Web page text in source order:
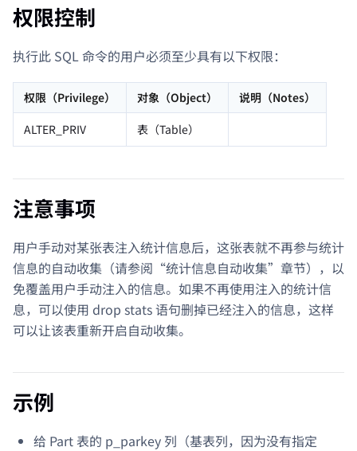
权限控制
执行此 SQL 命令的用户必须至少具有以下权限：
权限（Privilege） 对象（Object）
说明（Notes）
ALTER_PRIV
表（Table）
注意事项
用户手动对某张表注入统计信息后，这张表就不再参与统计
信息的自动收集（请参阅“统计信息自动收集”章节），以
免覆盖用户手动注入的信息。如果不再使用注入的统计信
息，可以使用 drop stats 语句删掉已经注入的信息，这样
可以让该表重新开启自动收集。
示例
给 Part 表的 p_parkey 列（基表列，因为没有指定